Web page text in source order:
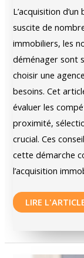
L’acquisition
suscite de
immobiliers, les
déménager sont
choisir une
besoins. Cet
évaluer les
proximité,
crucial. Ces
cette démarche
l’acquisition
Comment
une
LIRE